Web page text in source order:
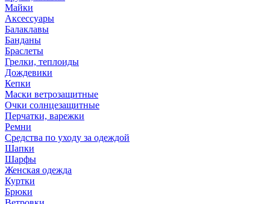
Майки
Аксессуары
Балаклавы
Банданы
Браслеты
Грелки, теплоиды
Дождевики
Кепки
Маски ветрозащитные
Очки солнцезащитные
Перчатки, варежки
Ремни
Средства по уходу за одеждой
Шапки
Шарфы
Женская одежда
Куртки
Брюки